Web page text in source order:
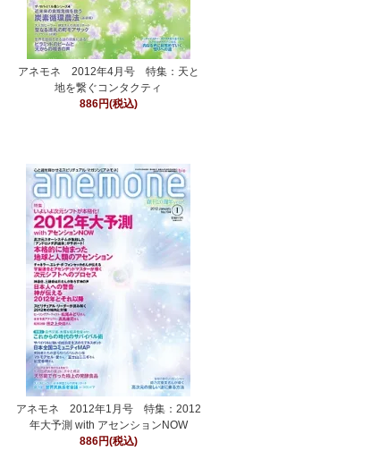
アネモネ 2012年4月号 特集：天と
地を繋ぐコンタクティ
886円(税込)
アネモネ 2012年1月号 特集：2012
年大予測 with アセンションNOW
886円(税込)